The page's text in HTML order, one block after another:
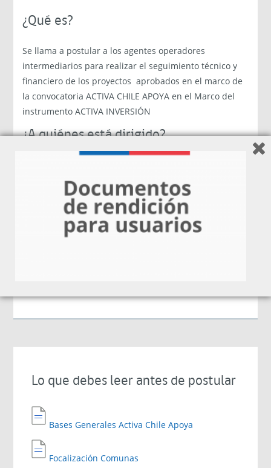
¿Qué es?
Se llama a postular a los agentes operadores
intermediarios para realizar el seguimiento técnico y
financiero de los proyectos aprobados en el marco de
la convocatoria ACTIVA CHILE APOYA en el Marco del
instrumento ACTIVA INVERSIÓN
¿A quiénes está dirigido?
Vigente con el Comité de Desarrollo Productivo
Regional de Los Ríos / CORFO los Ríos
¿Qué entrega?
¿Cómo postular?
Lo que debes leer antes de postular
Bases Generales Activa Chile Apoya
Focalización Comunas